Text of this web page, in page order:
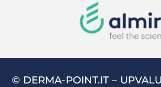
© DERMA-POINT.IT –